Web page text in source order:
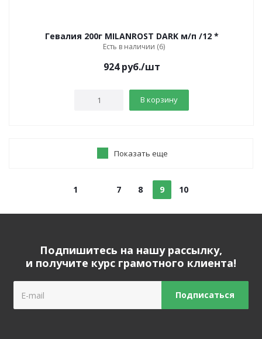
Гевалия 200г MILANROST DARK м/п /12 *
Есть в наличии (6)
924руб./шт
В корзину
Показать еще
1 7 8 9 10
Подпишитесь на нашу рассылку,
и получите курс грамотного клиента!